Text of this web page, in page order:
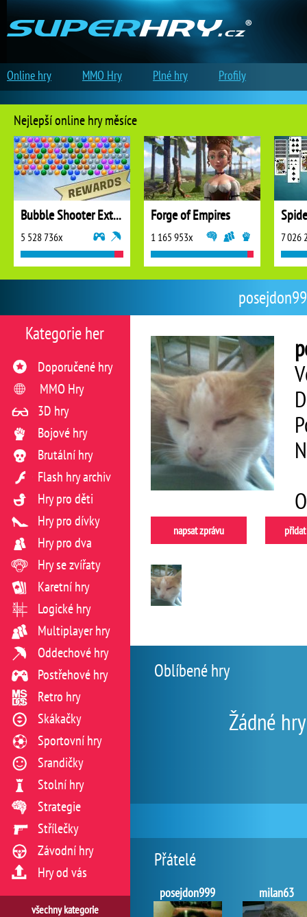
napsat zprávu
Oblíbené hry
Žádné
Přátelé
posejdon999 milan63
Kategorie her
Doporučené hry
MMO Hry
3D hry
Bojové hry
Brutální hry
Flash hry archiv
Hry pro děti
Hry pro dívky
Hry pro dva
Hry se zvířaty
Karetní hry
Logické hry
Multiplayer hry
Oddechové hry
Postřehové hry
Retro hry
Skákačky
Sportovní hry
Srandičky
Stolní hry
Strategie
Střílečky
Závodní hry
Hry od vás
všechny kategorie
Nejlepší online hry měsíce
Bubble Shooter Extreme
5 528 736x
Forge of Empires
1 165 953x 7 026
Online hry MMO Hry Plné hry Profily